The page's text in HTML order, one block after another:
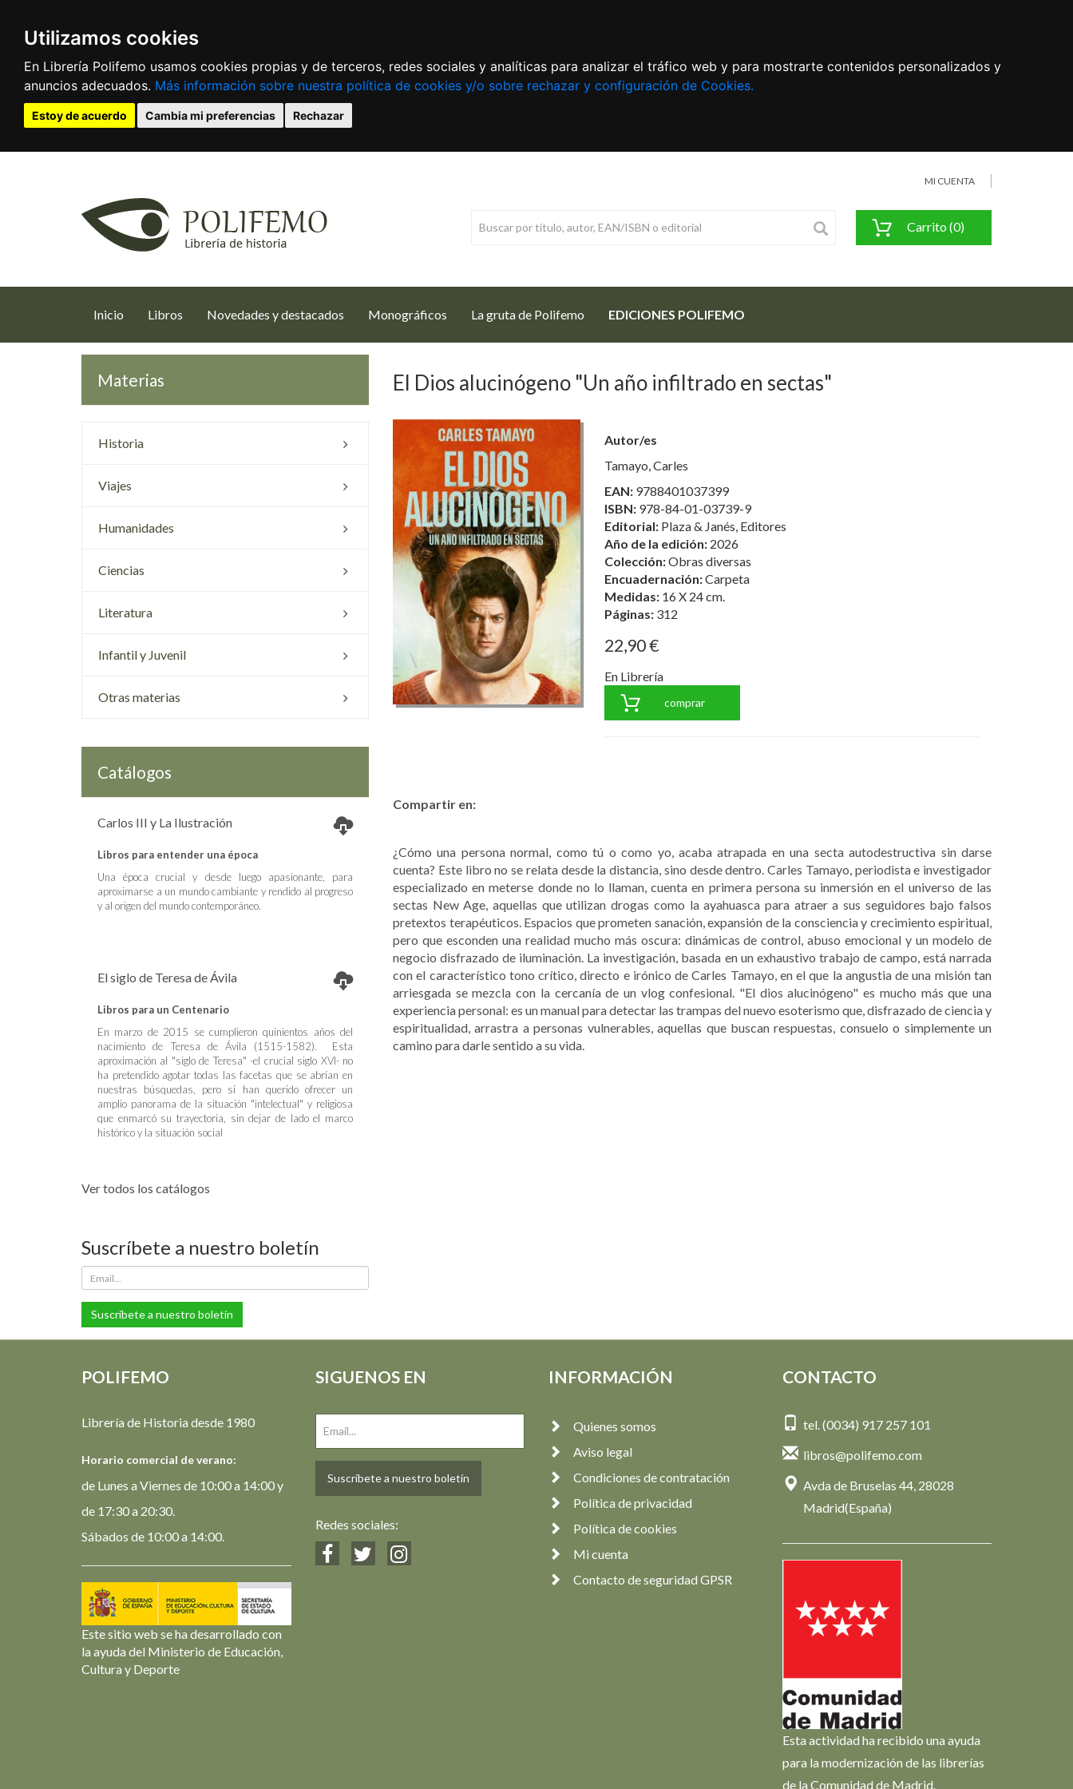
Utilizamos cookies
En Librería Polifemo usamos cookies propias y de terceros, redes sociales y analíticas para analizar el tráfico web y para mostrarte contenidos personalizados y
anuncios adecuados. Más información sobre nuestra política de cookies y/o sobre rechazar y configuración de Cookies.
Estoy de acuerdo Cambia mi preferencias Rechazar
MI CUENTA
Carrito (0)
Inicio (current)
Libros Novedades y destacados Monográficos La gruta de Polifemo EDICIONES POLIFEMO
Materias
Historia
Viajes
Humanidades
Ciencias
Literatura
Infantil y Juvenil
Otras materias
Catálogos
Carlos III y La Ilustración
Libros para entender una época
Una época crucial y desde luego apasionante, para
aproximarse a un mundo cambiante y rendido al progreso
y al origen del mundo contemporáneo.
El siglo de Teresa de Ávila
Libros para un Centenario
En marzo de 2015 se cumplieron quinientos años del
nacimiento de Teresa de Ávila (1515-1582). Esta
aproximación al "siglo de Teresa" -el crucial siglo XVI- no
ha pretendido agotar todas las facetas que se abrían en
nuestras búsquedas, pero sí han querido ofrecer un
amplio panorama de la situación "intelectual" y religiosa
que enmarcó su trayectoria, sin dejar de lado el marco
histórico y la situación social
Ver todos los catálogos
Suscríbete a nuestro boletín
Suscríbete a nuestro boletín
El Dios alucinógeno "Un año infiltrado en sectas"
Autor/es
Tamayo, Carles
EAN: 9788401037399
ISBN: 978-84-01-03739-9
Editorial: Plaza & Janés, Editores
Año de la edición: 2026
Colección:Obras diversas
Encuadernación:Carpeta
Medidas: 16 X 24 cm.
Páginas: 312
22,90 €
En Librería
comprar
Compartir en:
¿Cómo una persona normal, como tú o como yo, acaba atrapada en una secta autodestructiva sin darse
cuenta? Este libro no se relata desde la distancia, sino desde dentro. Carles Tamayo, periodista e investigador
especializado en meterse donde no lo llaman, cuenta en primera persona su inmersión en el universo de las
sectas New Age, aquellas que utilizan drogas como la ayahuasca para atraer a sus seguidores bajo falsos
pretextos terapéuticos. Espacios que prometen sanación, expansión de la consciencia y crecimiento espiritual,
pero que esconden una realidad mucho más oscura: dinámicas de control, abuso emocional y un modelo de
negocio disfrazado de iluminación. La investigación, basada en un exhaustivo trabajo de campo, está narrada
con el característico tono crítico, directo e irónico de Carles Tamayo, en el que la angustia de una misión tan
arriesgada se mezcla con la cercanía de un vlog confesional. "El dios alucinógeno" es mucho más que una
experiencia personal: es un manual para detectar las trampas del nuevo esoterismo que, disfrazado de ciencia y
espiritualidad, arrastra a personas vulnerables, aquellas que buscan respuestas, consuelo o simplemente un
camino para darle sentido a su vida.
POLIFEMO
Librería de Historia desde 1980
Horario comercial de verano:
de Lunes a Viernes de 10:00 a 14:00 y
de 17:30 a 20:30.
Sábados de 10:00 a 14:00.
Este sitio web se ha desarrollado con
la ayuda del Ministerio de Educación,
Cultura y Deporte
SIGUENOS EN
Suscríbete a nuestro boletín
Redes sociales:
INFORMACIÓN
Quienes somos
Aviso legal
Condiciones de contratación
Política de privacidad
Política de cookies
Mi cuenta
Contacto de seguridad GPSR
CONTACTO
tel. (0034) 917 257 101
libros@polifemo.com
Avda de Bruselas 44, 28028
Madrid(España)
Esta actividad ha recibido una ayuda
para la modernización de las librerías
de la Comunidad de Madrid.